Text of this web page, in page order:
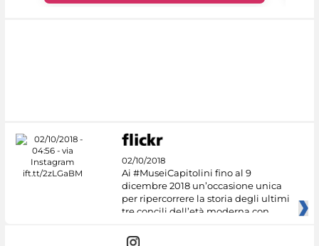
02/10/2018
Ai #MuseiCapitolini fino al 9
dicembre 2018 un’occasione unica
per ripercorrere la storia degli ultimi
tre concili dell’età moderna con